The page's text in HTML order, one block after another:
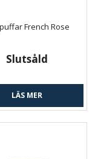
French Rose
Slutsåld
LÄS MER